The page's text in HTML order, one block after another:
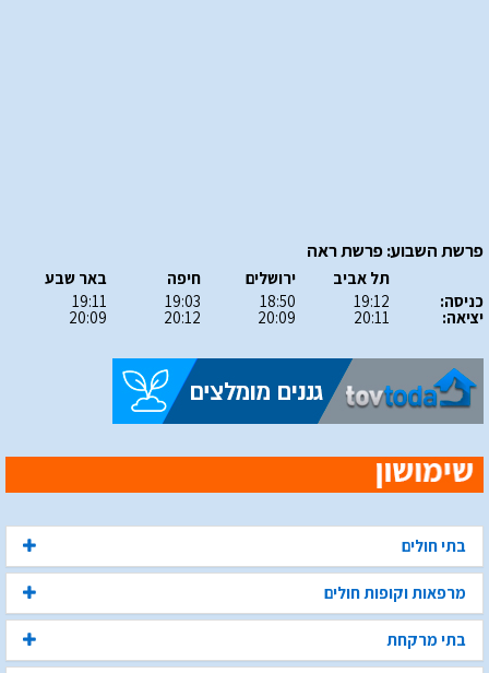
פרשת השבוע: פרשת ראה
כניסה:
יציאה:
תל אביב
19:12
20:11
ירושלים
18:50
20:09
חיפה
19:03
20:12
באר שבע
19:11
20:09
בתי חולים
מרפאות וקופות חולים
בתי מרקחת